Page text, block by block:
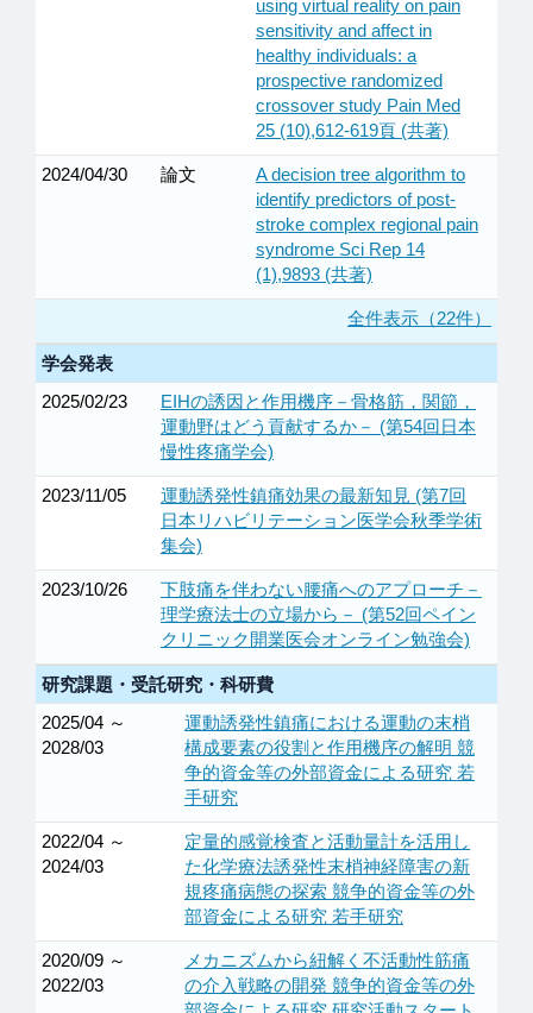
using virtual reality on pain
sensitivity and affect in
healthy individuals: a
prospective randomized
crossover study Pain Med
25 (10),612-619頁 (共著)
2024/04/30 論文
A decision tree algorithm to
identify predictors of post-
stroke complex regional pain
syndrome Sci Rep 14
(1),9893 (共著)
全件表示（22件）
学会発表
2025/02/23
EIHの誘因と作用機序－骨格筋，関節，
運動野はどう貢献するか－ (第54回日本
慢性疼痛学会)
2023/11/05
運動誘発性鎮痛効果の最新知見 (第7回
日本リハビリテーション医学会秋季学術
集会)
2023/10/26
下肢痛を伴わない腰痛へのアプローチ－
理学療法士の立場から－ (第52回ペイン
クリニック開業医会オンライン勉強会)
研究課題・受託研究・科研費
2025/04 ～
2028/03
運動誘発性鎮痛における運動の末梢
構成要素の役割と作用機序の解明 競
争的資金等の外部資金による研究 若
手研究
2022/04 ～
2024/03
定量的感覚検査と活動量計を活用し
た化学療法誘発性末梢神経障害の新
規疼痛病態の探索 競争的資金等の外
部資金による研究 若手研究
2020/09 ～
2022/03
メカニズムから紐解く不活動性筋痛
の介入戦略の開発 競争的資金等の外